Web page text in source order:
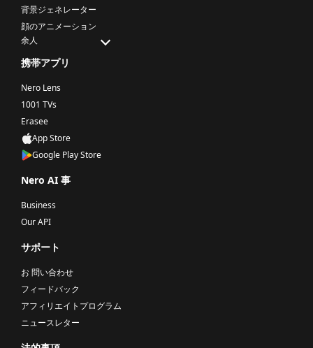
背景ジェネレーター
顔のアニメーション
余人
携帯アプリ
Nero Lens
1001 TVs
Erasee
App Store
Google Play Store
Nero AI 事
Business
Our API
サポート
お 問い合わせ
フィードバック
アフィリエイトプログラム
ニュースレター